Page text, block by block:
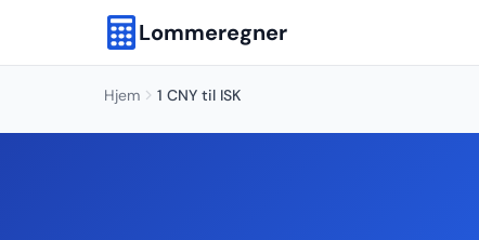
Lommeregner
Hjem 1 CNY til ISK